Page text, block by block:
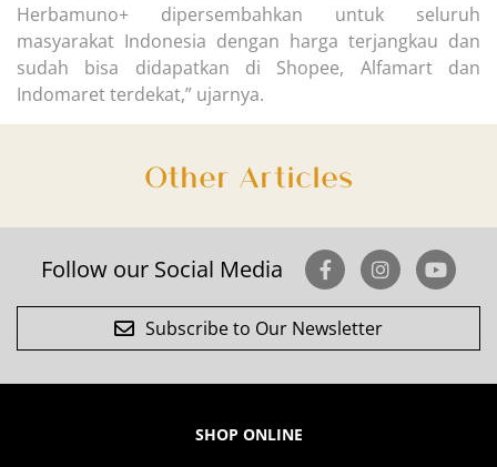
Herbamuno+ dipersembahkan untuk seluruh
masyarakat Indonesia dengan harga terjangkau dan
sudah bisa didapatkan di Shopee, Alfamart dan
Indomaret terdekat,” ujarnya.
Other Articles
Follow our Social Media
Subscribe to Our Newsletter
SHOP ONLINE